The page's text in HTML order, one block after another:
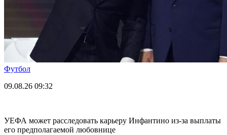
Футбол
09.08.26 09:32
УЕФА может расследовать карьеру Инфантино из-за выплаты
его предполагаемой любовнице